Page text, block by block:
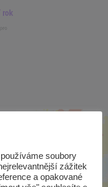
pro
soubory
zážitek
a opakované